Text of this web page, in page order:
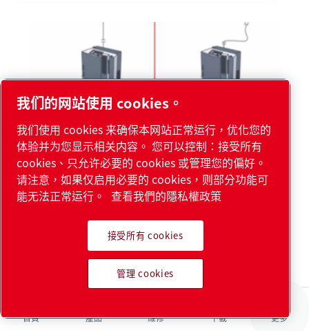
整體與工業測試
閱讀更多資訊
閱讀更多資訊
首頁 產品 維修 下載 更多
我们的网站使用 cookies。
我们使用 cookies 来确保本网站正常运行，优化您的
体验并为您显示相关内容。 您可以控制：接受所有
cookies、只允许必要的 cookies 或管理您的偏好。
请注意，如果仅启用必要的 cookies，则部分功能可
能无法正常运行。
查看我們的隱私權政策
接受所有 cookies
管理 cookies